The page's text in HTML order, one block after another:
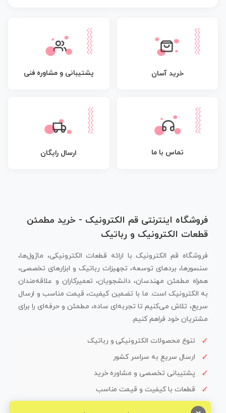
خرید آسان پشتیبانی و مشاوره فنی
تماس با ما ارسال رایگان
فروشگاه اینترنتی قم الکترونیک - خرید مطمئن
قطعات الکترونیک و رباتیک
فروشگاه قم الکترونیک با ارائه قطعات الکترونیکی، ماژول‌ها،
سنسورها، بردهای توسعه، تجهیزات رباتیک و ابزارهای تخصصی،
همراه مطمئن مهندسان، دانشجویان، تعمیرکاران و علاقه‌مندان
به الکترونیک است. ما با تضمین کیفیت، قیمت مناسب و ارسال
سریع، تلاش می‌کنیم تا تجربه‌ای ساده، مطمئن و حرفه‌ای را برای
مشتریان خود فراهم کنیم.
تنوع محصولات الکترونیکی و رباتیک
ارسال سریع به سراسر کشور
پشتیبانی تخصصی و مشاوره خرید
قطعات با کیفیت و قیمت مناسب